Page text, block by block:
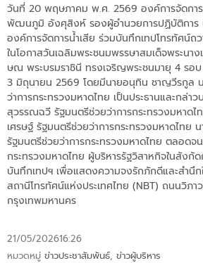
วันที่ 20 พฤษภาคม พ.ศ. 2569 องค์การจัดการ
พัฒนภูมิ อังศุสิงห์ รองผู้อำนวยการปฏิบัติการ
องค์การจัดการน้ำเสีย ร่วมบันทึกเทปโทรทัศน์
ในโอกาสวันเฉลิมพระชนมพรรษาสมเด็จพระนา
ษณ พระบรมราชินี ทรงเจริญพระชนมายุ 4 รอ
3 มิถุนายน 2569 โดยมีนายอนุทิน ชาญวีรกูล
ว่าการกระทรวงมหาดไทย เป็นประธานและกล่า
สุวรรณฉวี รัฐมนตรีช่วยว่าการกระทรวงมหาดไ
เศรษฐ์ รัฐมนตรีช่วยว่าการกระทรวงมหาดไทย
รัฐมนตรีช่วยว่าการกระทรวงมหาดไทย ตลอดจน
กระทรวงมหาดไทย ผู้บริหารรัฐวิสาหกิจในสังกั
บันทึกเทปฯ เพื่อแสดงความจงรักภักดีและสำ
สถานีโทรทัศน์แห่งประเทศไทย (NBT) ถนนวิภ
กรุงเทพมหานคร
21/05/202616:26
หมวดหมู่ ข่าวประชาสัมพันธ์, ข่าวผู้บริหาร